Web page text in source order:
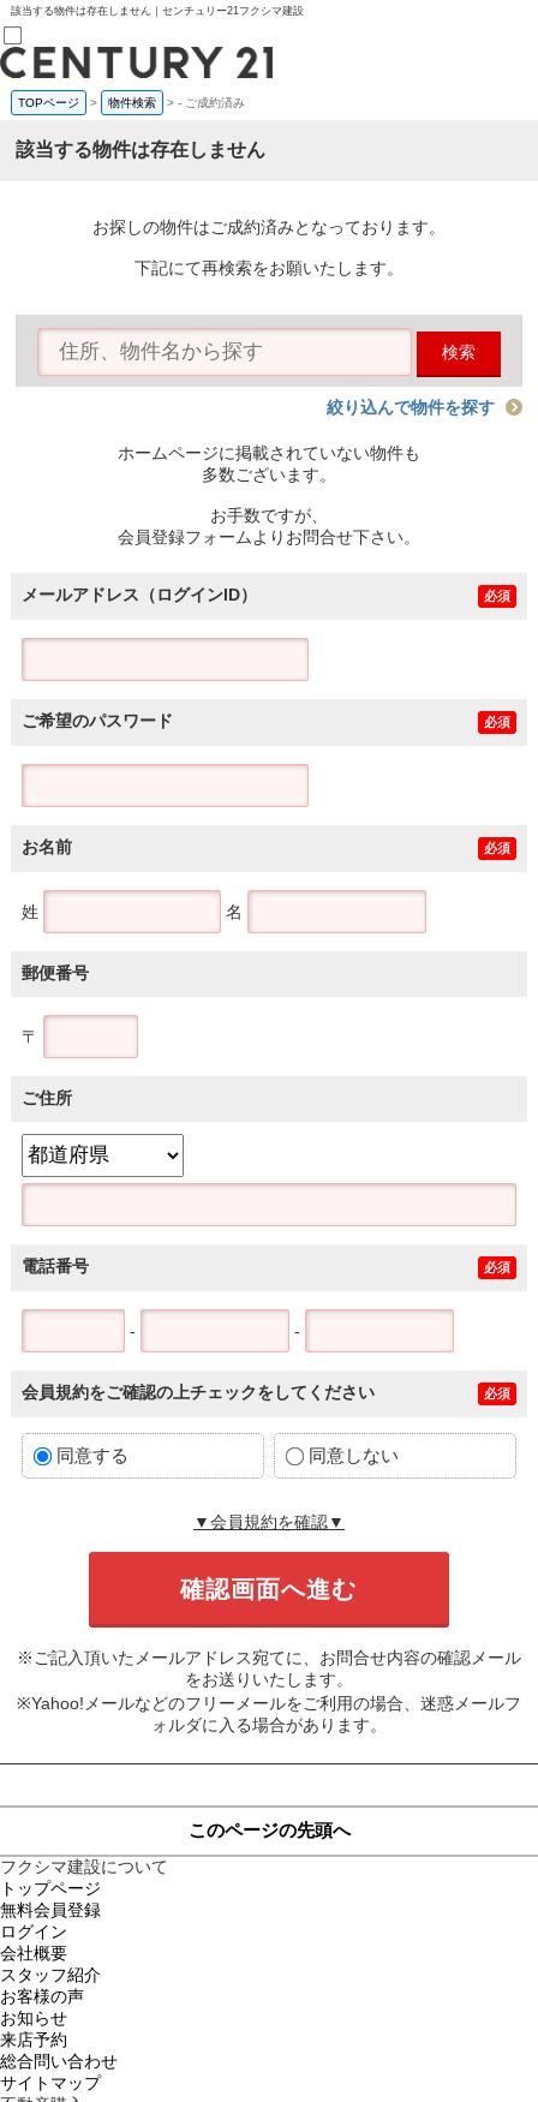
該当する物件は存在しません｜センチュリー21フクシマ建設
売買部
0120-800-844
賃貸部
会員メニュー
物件を探す
購入TOP
条件から探す
住宅ローン控除シミュレータ
TOPページ > 物件検索 >- ご成約済み
該当する物件は存在しません
お探しの物件はご成約済みとなっております。
下記にて再検索をお願いたします。
検索
絞り込んで物件を探す
ホームページに掲載されていない物件も
多数ございます。
お手数ですが、
会員登録フォームよりお問合せ下さい。
メールアドレス（ログインID） 必須
ご希望のパスワード 必須
お名前 必須
姓 名
郵便番号
〒
ご住所
電話番号 必須
- -
会員規約をご確認の上チェックをしてください 必須
同意する 同意しない
▼会員規約を確認▼
※ご記入頂いたメールアドレス宛てに、お問合せ内容の確認メール
をお送りいたします。
※Yahoo!メールなどのフリーメールをご利用の場合、迷惑メールフ
ォルダに入る場合があります。
このページの先頭へ
フクシマ建設について
トップページ
無料会員登録
ログイン
会社概要
スタッフ紹介
お客様の声
お知らせ
来店予約
総合問い合わせ
サイトマップ